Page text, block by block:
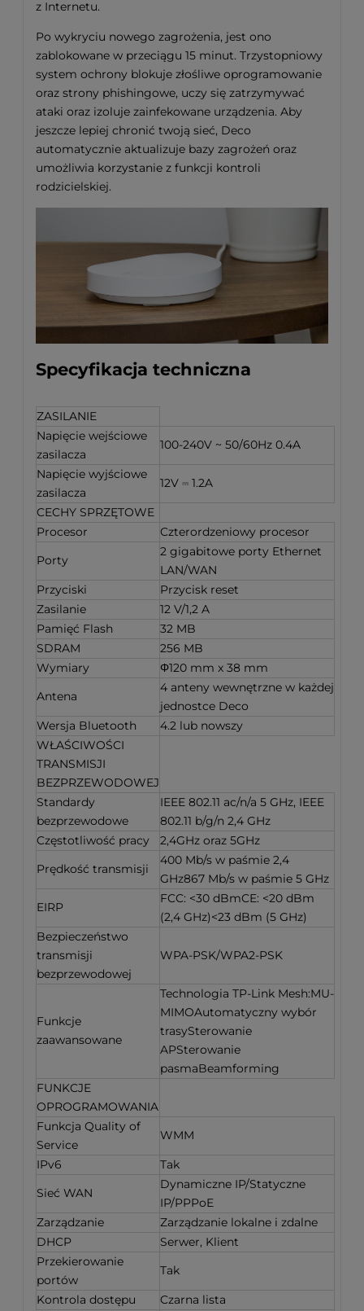
z Internetu.
Po wykryciu nowego zagrożenia, jest ono
zablokowane w przeciągu 15 minut. Trzystopniowy
system ochrony blokuje złośliwe oprogramowanie
oraz strony phishingowe, uczy się zatrzymywać
ataki oraz izoluje zainfekowane urządzenia. Aby
jeszcze lepiej chronić twoją sieć, Deco
automatycznie aktualizuje bazy zagrożeń oraz
umożliwia korzystanie z funkcji kontroli
rodzicielskiej.
Specyfikacja techniczna
ZASILANIE
Napięcie wejściowe
zasilacza
100-240V ~ 50/60Hz 0.4A
Napięcie wyjściowe
zasilacza
12V ⎓ 1.2A
CECHY SPRZĘTOWE
Procesor
Czterordzeniowy procesor
Porty
2 gigabitowe porty Ethernet
LAN/WAN
Przyciski
Przycisk reset
Zasilanie
12 V/1,2 A
Pamięć Flash
32 MB
SDRAM
256 MB
Wymiary
Φ120 mm x 38 mm
Antena
4 anteny wewnętrzne w każdej
jednostce Deco
Wersja Bluetooth
4.2 lub nowszy
WŁAŚCIWOŚCI
TRANSMISJI
BEZPRZEWODOWEJ
Standardy
bezprzewodowe
IEEE 802.11 ac/n/a 5 GHz, IEEE
802.11 b/g/n 2,4 GHz
Częstotliwość pracy
2,4GHz oraz 5GHz
Prędkość transmisji
400 Mb/s w paśmie 2,4
GHz867 Mb/s w paśmie 5 GHz
EIRP
FCC: <30 dBmCE: <20 dBm
(2,4 GHz)<23 dBm (5 GHz)
Bezpieczeństwo
transmisji
bezprzewodowej
WPA-PSK/WPA2-PSK
Funkcje
zaawansowane
Technologia TP-Link Mesh:MU-
MIMOAutomatyczny wybór
trasySterowanie
APSterowanie
pasmaBeamforming
FUNKCJE
OPROGRAMOWANIA
Funkcja Quality of
Service
WMM
IPv6
Tak
Sieć WAN
Dynamiczne IP/Statyczne
IP/PPPoE
Zarządzanie
Zarządzanie lokalne i zdalne
DHCP
Serwer, Klient
Przekierowanie
portów
Tak
Kontrola dostępu
Czarna lista